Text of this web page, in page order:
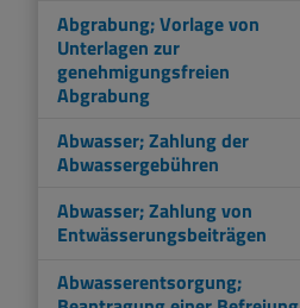
Abgrabung; Vorlage von
Unterlagen zur
genehmigungsfreien
Abgrabung
Abwasser; Zahlung der
Abwassergebühren
Abwasser; Zahlung von
Entwässerungsbeiträgen
Abwasserentsorgung;